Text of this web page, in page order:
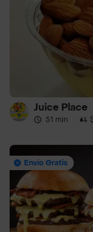
Juice Place
51 min ·
Envío Gratis